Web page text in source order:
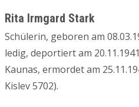
Rita Irmgard Stark
Schülerin, geboren am
ledig, deportiert am
Kaunas, ermordet am
Kislev 5702).